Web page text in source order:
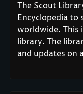
The Scout
Encyclopedia to
worldwide. This
library. The
and updates on